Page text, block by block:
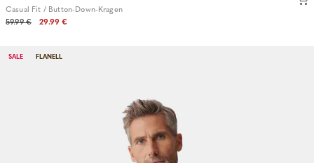
Casual Fit / Button-Down-Kragen
59.99 €
29.99 €
SALE FLANELL